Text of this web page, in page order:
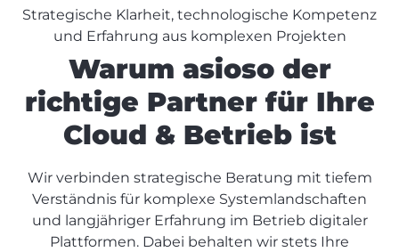
Strategische Klarheit, technologische Kompetenz
und Erfahrung aus komplexen Projekten
Warum asioso der
richtige Partner für Ihre
Cloud & Betrieb ist
Wir verbinden strategische Beratung mit tiefem
Verständnis für komplexe Systemlandschaften
und langjähriger Erfahrung im Betrieb digitaler
Plattformen. Dabei behalten wir stets Ihre